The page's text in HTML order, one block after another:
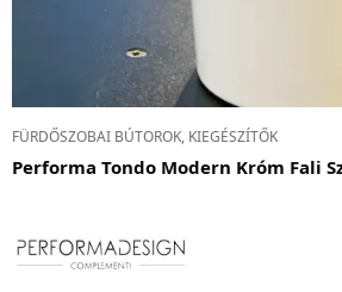
FÜRDŐSZOBAI BÚTOROK, KIEGÉSZÍTŐK
Performa Tondo Modern Króm Fali